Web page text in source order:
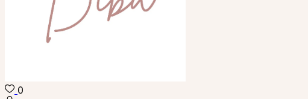
Biba Concept Store
0